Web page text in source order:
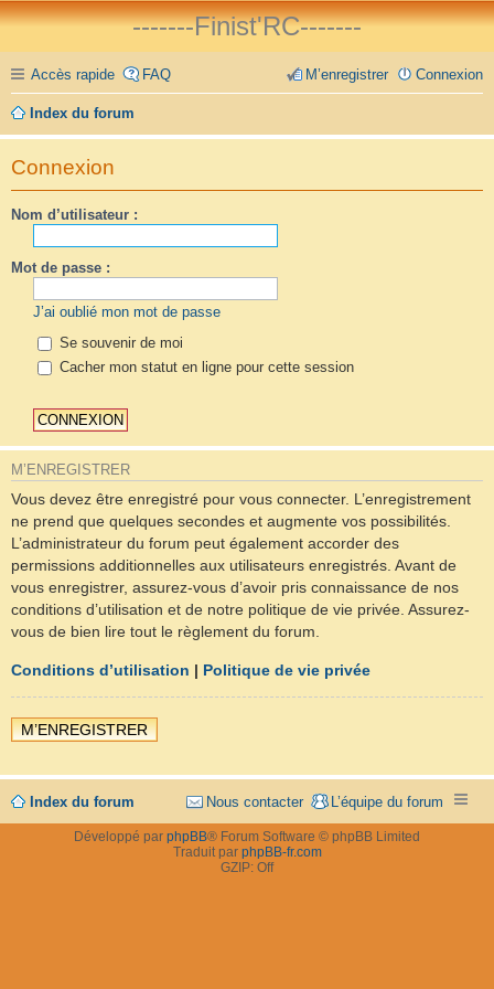
-------Finist'RC-------
Accès rapide FAQ Connexion
M’enregistrer
Index du forum
Connexion
Nom d’utilisateur :
Mot de passe :
J’ai oublié mon mot de passe
Se souvenir de moi
Cacher mon statut en ligne pour cette session
M’ENREGISTRER
Vous devez être enregistré pour vous connecter. L’enregistrement
ne prend que quelques secondes et augmente vos possibilités.
L’administrateur du forum peut également accorder des
permissions additionnelles aux utilisateurs enregistrés. Avant de
vous enregistrer, assurez-vous d’avoir pris connaissance de nos
conditions d’utilisation et de notre politique de vie privée. Assurez-
vous de bien lire tout le règlement du forum.
Conditions d’utilisation | Politique de vie privée
M’ENREGISTRER
Index du forum L’équipe du forum
Nous contacter
Développé par phpBB® Forum Software © phpBB Limited
Traduit par phpBB-fr.com
GZIP: Off